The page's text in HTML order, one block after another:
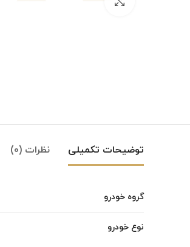
توضیحات تکمیلی نظرات (0)
گروه خودرو
نوع خودرو